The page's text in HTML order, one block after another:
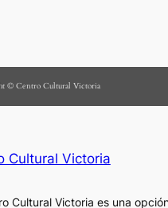
© Centro Cultural Victoria
Cultural Victoria
Cultural Victoria es una